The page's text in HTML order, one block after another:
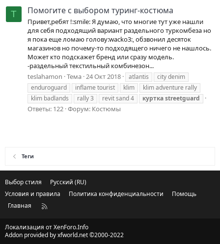
T Помогите с выбором туринг-костюма
Привет,ребят !:smile: Я думаю, что многие тут уже нашли
для себя подходящий вариант раздельного туркомбеза но
я пока еще ломаю голову:wacko3:, обзвонил десяток
магазинов но почему-то подходящего ничего не нашлось.
Может кто подскажет бренд или сразу модель.
-раздельный текстильный комбинезон...
teslahamon Тема 24 Окт 2018 atlantis
city denim
enduroguard
inflame tourist klim
klim adventure rally
klim badlands
rally 3 revit sand 4 курткаstreetguard
Ответы: 122 Форум: Костюмы
Теги
Выбор стиля
Русский (RU)
Условия и правила
Политика конфиденциальности
Помощь
Главная
R
Локализация отXenForo.Info
Addon provided by xfworld.net ©2000-2022